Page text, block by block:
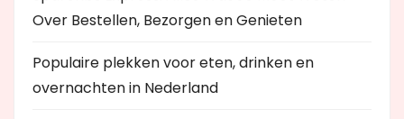
Over Bestellen, Bezorgen en Genieten
Populaire plekken voor eten, drinken en
overnachten in Nederland